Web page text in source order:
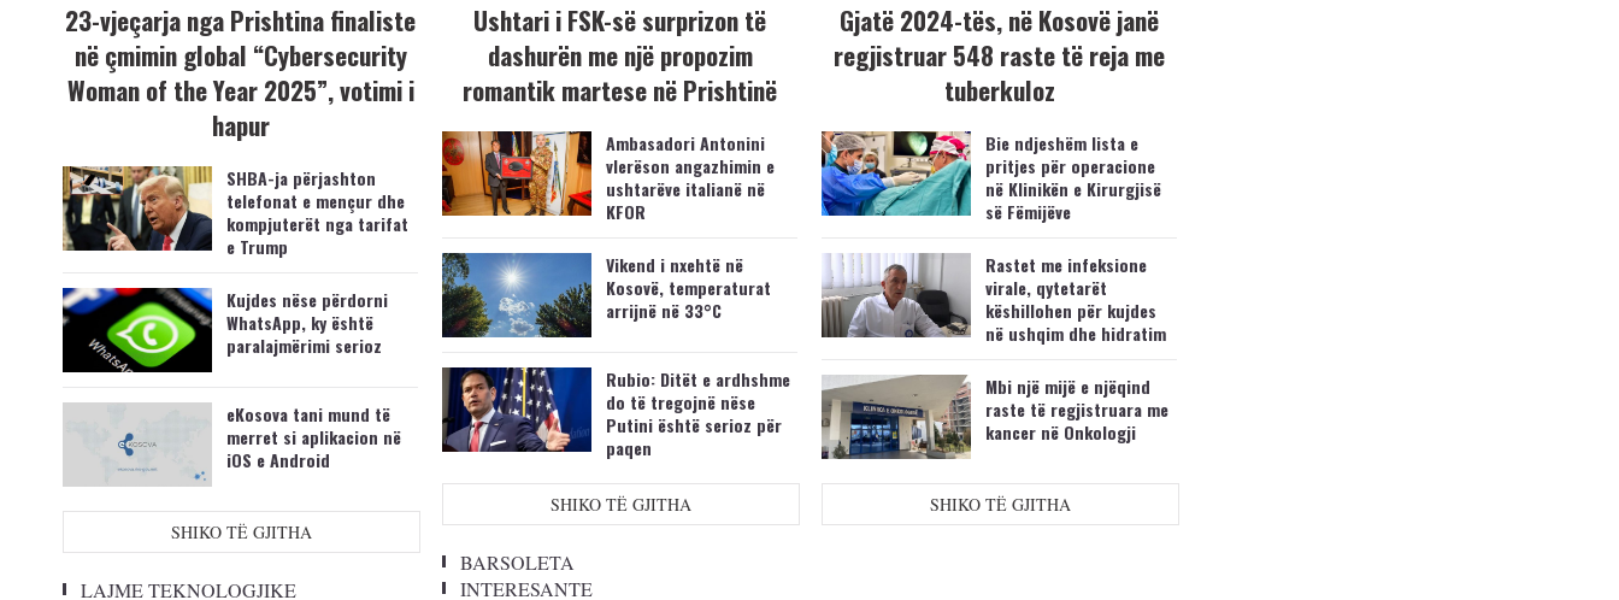
23-vjeçarja nga Prishtina finaliste
në çmimin global “Cybersecurity
Woman of the Year 2025”, votimi i
hapur
SHBA-ja përjashton
telefonat e mençur dhe
kompjuterët nga tarifat
e Trump
Kujdes nëse përdorni
WhatsApp, ky është
paralajmërimi serioz
eKosova tani mund të
merret si aplikacion në
iOS e Android
SHIKO TË GJITHA
LAJME TEKNOLOGJIKE
Ushtari i FSK-së surprizon të
dashurën me një propozim
romantik martese në Prishtinë
Ambasadori Antonini
vlerëson angazhimin e
ushtarëve italianë në
KFOR
Vikend i nxehtë në
Kosovë, temperaturat
arrijnë në 33°C
Rubio: Ditët e ardhshme
do të tregojnë nëse
Putini është serioz për
paqen
SHIKO TË GJITHA
BARSOLETA
INTERESANTE
Gjatë 2024-tës, në Kosovë janë
regjistruar 548 raste të reja me
tuberkuloz
Bie ndjeshëm lista e
pritjes për operacione
në Klinikën e Kirurgjisë
së Fëmijëve
Rastet me infeksione
virale, qytetarët
këshillohen për kujdes
në ushqim dhe hidratim
Mbi një mijë e njëqind
raste të regjistruara me
kancer në Onkologji
SHIKO TË GJITHA